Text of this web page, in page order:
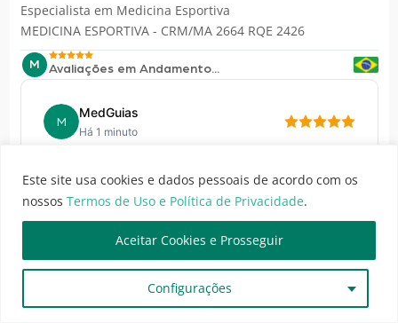
Este site usa cookies e dados pessoais de acordo com os
nossos Termos de Uso e Política de Privacidade.
Configurações
Aceitar Cookies e Prosseguir
Especialista em Medicina Esportiva
MEDICINA ESPORTIVA - CRM/MA 2664 RQE 2426
M Avaliações em Andamento...
M
MedGuias
Há 1 minuto
estão disponíveis para exibição e em breve serão
informações...
Consulte os horários e agende uma consulta!